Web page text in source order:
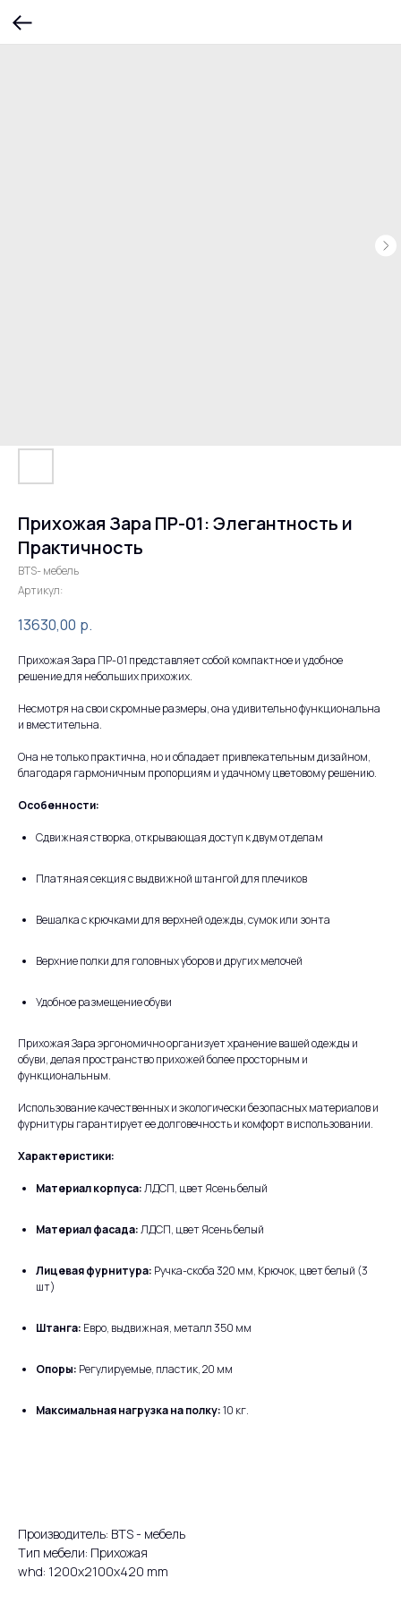
Прихожая Зара ПР-01: Элегантность и
Практичность
BTS- мебель
Артикул:
13630,00 р.
Прихожая Зара ПР-01 представляет собой компактное и удобное
решение для небольших прихожих.
Несмотря на свои скромные размеры, она удивительно функциональна
и вместительна.
Она не только практична, но и обладает привлекательным дизайном,
благодаря гармоничным пропорциям и удачному цветовому решению.
Особенности:
Сдвижная створка, открывающая доступ к двум отделам
Платяная секция с выдвижной штангой для плечиков
Вешалка с крючками для верхней одежды, сумок или зонта
Верхние полки для головных уборов и других мелочей
Удобное размещение обуви
Прихожая Зара эргономично организует хранение вашей одежды и
обуви, делая пространство прихожей более просторным и
функциональным.
Использование качественных и экологически безопасных материалов и
фурнитуры гарантирует ее долговечность и комфорт в использовании.
Характеристики:
Материал корпуса:ЛДСП, цвет Ясень белый
Материал фасада:ЛДСП, цвет Ясень белый
Лицевая фурнитура: Ручка-скоба 320 мм, Крючок, цвет белый (3
шт)
Штанга: Евро, выдвижная, металл 350 мм
Опоры: Регулируемые, пластик, 20 мм
Максимальная нагрузка на полку:10 кг.
Производитель: BTS - мебель
Тип мебели: Прихожая
whd: 1200x2100x420 mm